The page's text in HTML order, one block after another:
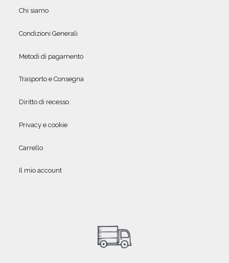
Chi siamo
Condizioni Generali
Metodi di pagamento
Trasporto e Consegna
Diritto di recesso
Privacy e cookie
Carrello
Il mio account